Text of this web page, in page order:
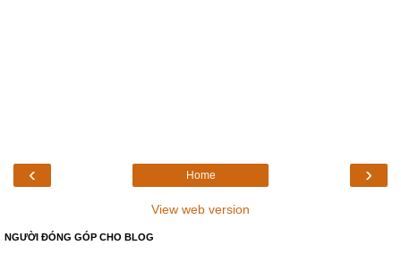
‹ ›
Home
View web version
NGƯỜI ĐÓNG GÓP CHO BLOG